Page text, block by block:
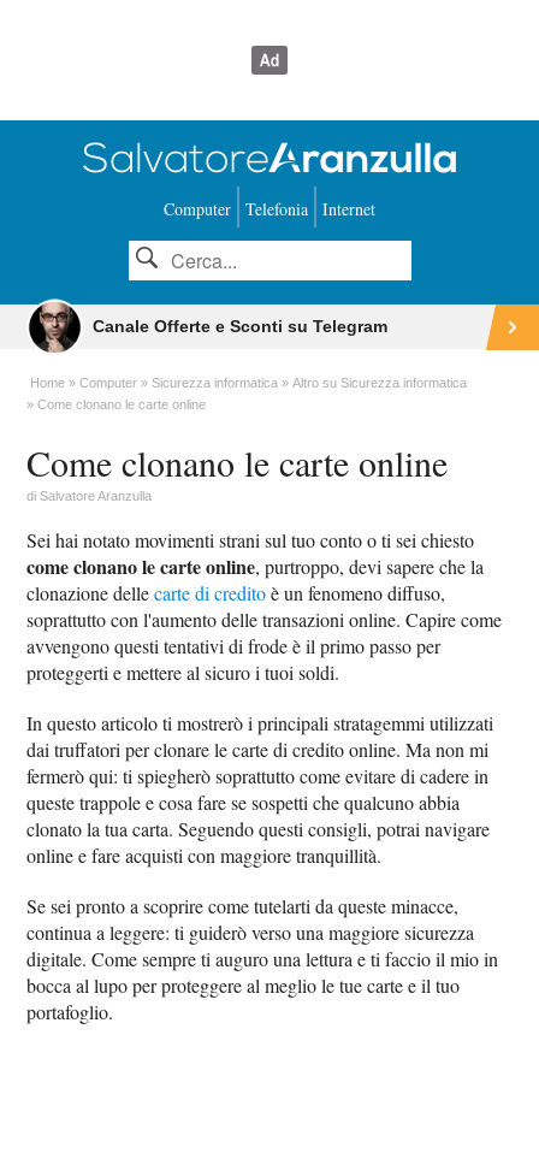
Computer Telefonia Internet
Canale Offerte e Sconti su Telegram
Home Computer Sicurezza informatica
Altro su Sicurezza informatica
Come clonano le carte online
Come clonano le carte online
diSalvatore Aranzulla
Sei hai notato movimenti strani sul tuo conto o ti sei chiesto
come clonano le carte online, purtroppo, devi sapere che la
clonazione dellecarte di creditoè un fenomeno diffuso,
soprattutto con l'aumento delle transazioni online. Capire come
avvengono questi tentativi di frode è il primo passo per
proteggerti e mettere al sicuro i tuoi soldi.
In questo articolo ti mostrerò i principali stratagemmi utilizzati
dai truffatori per clonare le carte di credito online. Ma non mi
fermerò qui: ti spiegherò soprattutto come evitare di cadere in
queste trappole e cosa fare se sospetti che qualcuno abbia
clonato la tua carta. Seguendo questi consigli, potrai navigare
online e fare acquisti con maggiore tranquillità.
Se sei pronto a scoprire come tutelarti da queste minacce,
continua a leggere: ti guiderò verso una maggiore sicurezza
digitale. Come sempre ti auguro una lettura e ti faccio il mio in
bocca al lupo per proteggere al meglio le tue carte e il tuo
portafoglio.